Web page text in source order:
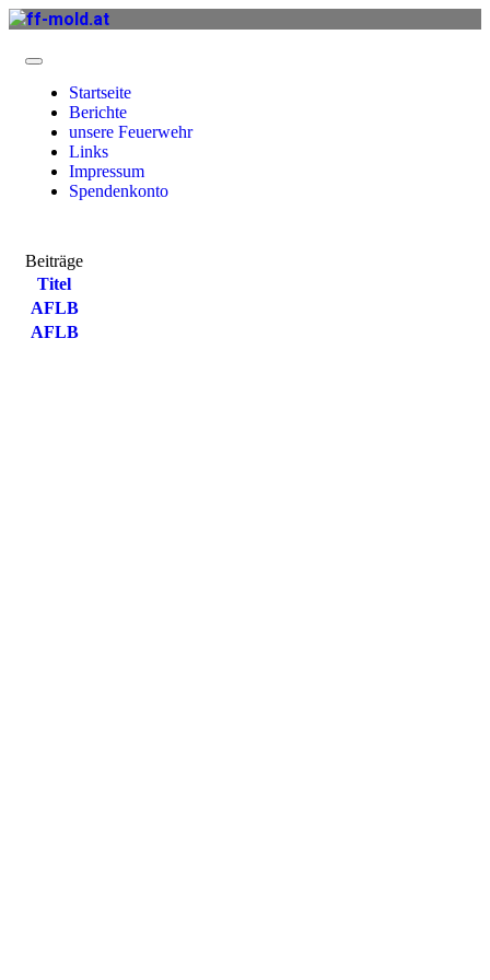
Startseite
Berichte
unsere Feuerwehr
Links
Impressum
Spendenkonto
Beiträge
Titel
AFLB
AFLB